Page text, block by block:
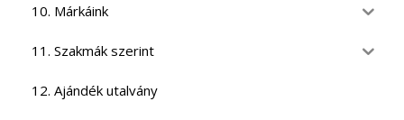
10. Márkáink
11. Szakmák szerint
12. Ajándék utalvány